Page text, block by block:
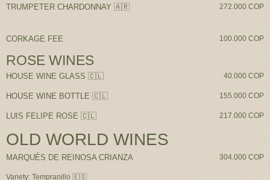
TRUMPETER CHARDONNAY 🇦🇷 272.000 COP
CORKAGE FEE 100.000 COP
ROSE WINES
HOUSE WINE GLASS 🇨🇱 40.000 COP
HOUSE WINE BOTTLE 🇨🇱 155.000 COP
LUIS FELIPE ROSE 🇨🇱 217.000 COP
OLD WORLD WINES
MARQUÉS DE REINOSA CRIANZA 304.000 COP
Variety: Tempranillo 🇪🇸